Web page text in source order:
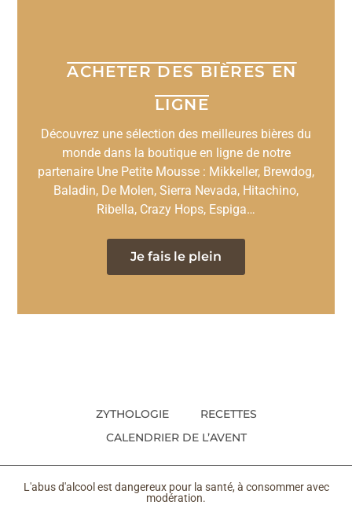
ACHETER DES BIÈRES EN
LIGNE
Découvrez une sélection des meilleures bières du
monde dans la boutique en ligne de notre
partenaire Une Petite Mousse : Mikkeller, Brewdog,
Baladin, De Molen, Sierra Nevada, Hitachino,
Ribella, Crazy Hops, Espiga…
Je fais le plein
ZYTHOLOGIE
RECETTES
CALENDRIER DE L’AVENT
L'abus d'alcool est dangereux pour la santé, à consommer avec
modération.